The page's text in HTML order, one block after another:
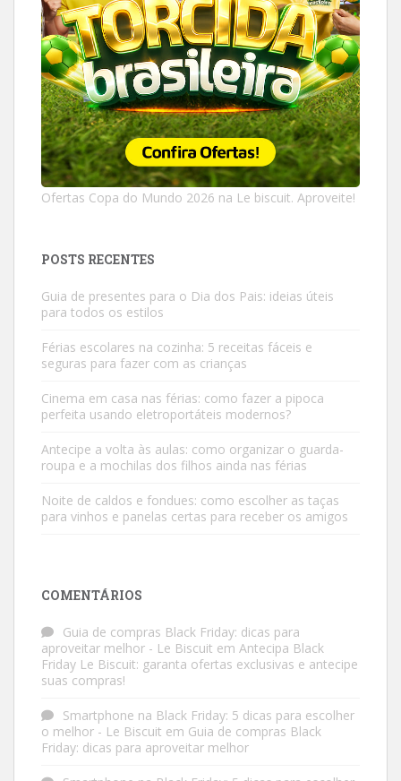
Ofertas Copa do Mundo 2026 na Le biscuit. Aproveite!
POSTS RECENTES
Guia de presentes para o Dia dos Pais: ideias úteis
para todos os estilos
Férias escolares na cozinha: 5 receitas fáceis e
seguras para fazer com as crianças
Cinema em casa nas férias: como fazer a pipoca
perfeita usando eletroportáteis modernos?
Antecipe a volta às aulas: como organizar o guarda-
roupa e a mochilas dos filhos ainda nas férias
Noite de caldos e fondues: como escolher as taças
para vinhos e panelas certas para receber os amigos
COMENTÁRIOS
Guia de compras Black Friday: dicas para
aproveitar melhor - Le Biscuit em Antecipa Black
Friday Le Biscuit: garanta ofertas exclusivas e antecipe
suas compras!
Smartphone na Black Friday: 5 dicas para escolher
o melhor - Le Biscuit em Guia de compras Black
Friday: dicas para aproveitar melhor